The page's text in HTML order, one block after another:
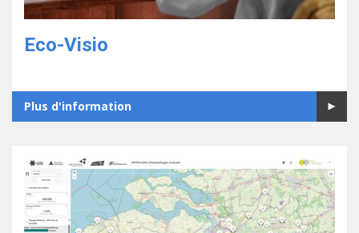
Eco-Visio
Plus d'information